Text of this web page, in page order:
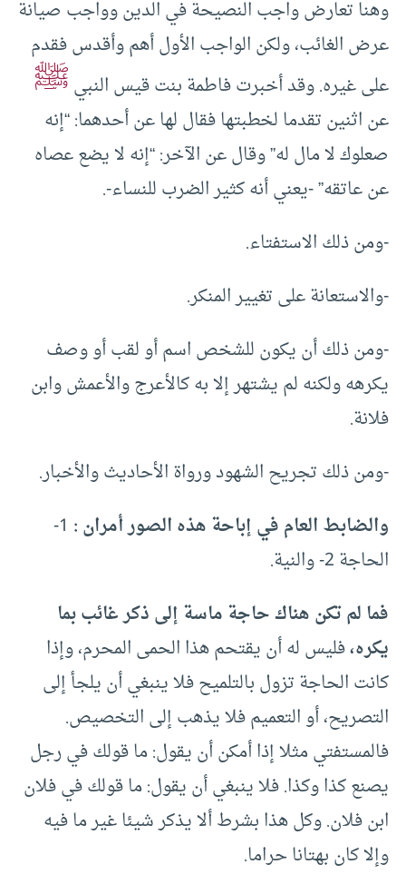
وهنا تعارض واجب النصيحة في الدين وواجب صيانة
عرض الغائب، ولكن الواجب الأول أهم وأقدس فقدم
على غيره. وقد أخبرت فاطمة بنت قيس النبيﷺ
عن اثنين تقدما لخطبتها فقال لها عن أحدهما: “إنه
صعلوك لا مال له” وقال عن الآخر: “إنه لا يضع عصاه
عن عاتقه” -يعني أنه كثير الضرب للنساء-.
-ومن ذلك الاستفتاء.
-والاستعانة على تغيير المنكر.
-ومن ذلك أن يكون للشخص اسم أو لقب أو وصف
يكرهه ولكنه لم يشتهر إلا به كالأعرج والأعمش وابن
فلانة.
-ومن ذلك تجريح الشهود ورواة الأحاديث والأخبار.
والضابط العام في إباحة هذه الصور أمران : 1-
الحاجة 2- والنية.
فما لم تكن هناك حاجة ماسة إلى ذكر غائب بما
يكره،فليس له أن يقتحم هذا الحمى المحرم، وإذا
كانت الحاجة تزول بالتلميح فلا ينبغي أن يلجأ إلى
التصريح، أو التعميم فلا يذهب إلى التخصيص.
فالمستفتي مثلا إذا أمكن أن يقول: ما قولك في رجل
يصنع كذا وكذا. فلا ينبغي أن يقول: ما قولك في فلان
ابن فلان. وكل هذا بشرط ألا يذكر شيئا غير ما فيه
وإلا كان بهتانا حراما.